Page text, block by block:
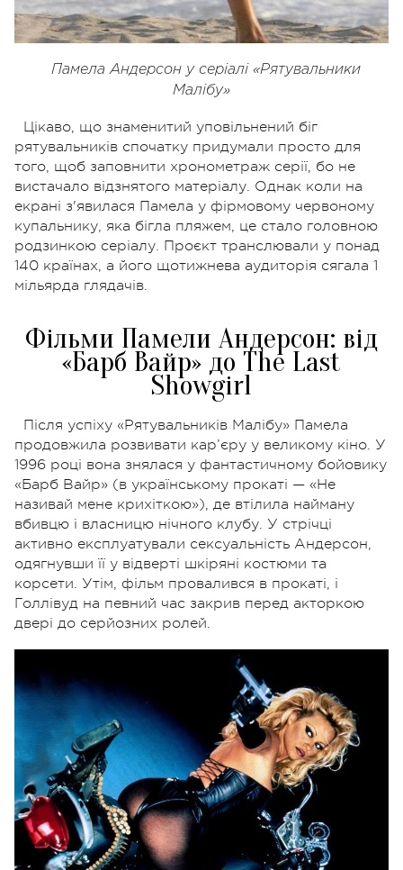
Памела Андерсон у серіалі «Рятувальники
Малібу»
Цікаво, що знаменитий уповільнений біг
рятувальників спочатку придумали просто для
того, щоб заповнити хронометраж серії, бо не
вистачало відзнятого матеріалу. Однак коли на
екрані з'явилася Памела у фірмовому червоному
купальнику, яка бігла пляжем, це стало головною
родзинкою серіалу. Проєкт транслювали у понад
140 країнах, а його щотижнева аудиторія сягала 1
мільярда глядачів.
Фільми Памели Андерсон: від
«Барб Вайр» до The Last
Showgirl
Після успіху «Рятувальників Малібу» Памела
продовжила розвивати кар’єру у великому кіно. У
1996 році вона знялася у фантастичному бойовику
«Барб Вайр» (в українському прокаті — «Не
називай мене крихіткою»), де втілила найману
вбивцю і власницю нічного клубу. У стрічці
активно експлуатували сексуальність Андерсон,
одягнувши її у відверті шкіряні костюми та
корсети. Утім, фільм провалився в прокаті, і
Голлівуд на певний час закрив перед акторкою
двері до серйозних ролей.